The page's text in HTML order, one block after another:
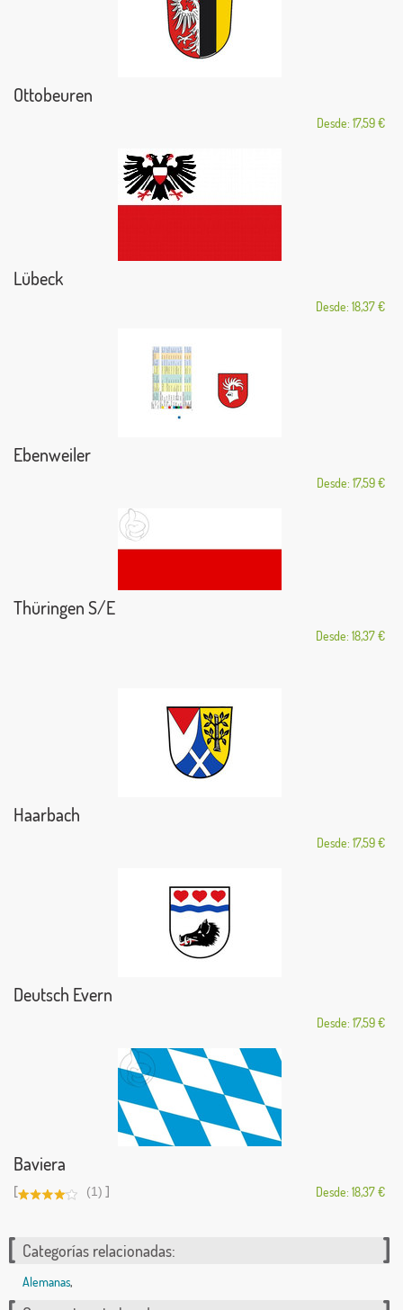
Ottobeuren
Desde: 17,59 €
Lübeck
Desde: 18,37 €
Ebenweiler
Desde: 17,59 €
Thüringen S/E
Desde: 18,37 €
Haarbach
Desde: 17,59 €
Deutsch Evern
Desde: 17,59 €
Baviera
[ (1) ] Desde: 18,37 €
Categorías relacionadas:
Alemanas,